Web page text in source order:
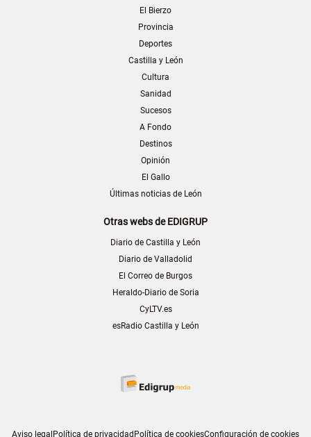
El Bierzo
Provincia
Deportes
Castilla y León
Cultura
Sanidad
Sucesos
A Fondo
Destinos
Opinión
El Gallo
Últimas noticias de León
Otras webs de EDIGRUP
Diario de Castilla y León
Diario de Valladolid
El Correo de Burgos
Heraldo-Diario de Soria
CyLTV.es
esRadio Castilla y León
Aviso legalPolítica de privacidadPolítica de cookiesConfiguración de cookies